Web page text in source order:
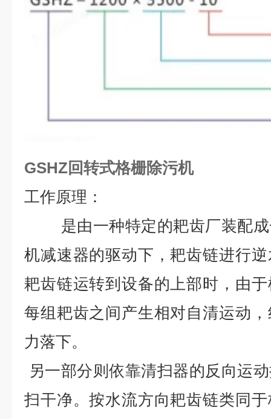
GSHZ回转式格栅除污机
工作原理：
是由一种特定的耙齿厂装配
机减速器的驱动下，耙齿链进行
耙齿链运转到设备的上部时，由
每组耙齿之间产生相对自清运动
力落下。
另一部分则依靠清扫器的反向运
扫干净。按水流方向耙齿链类同